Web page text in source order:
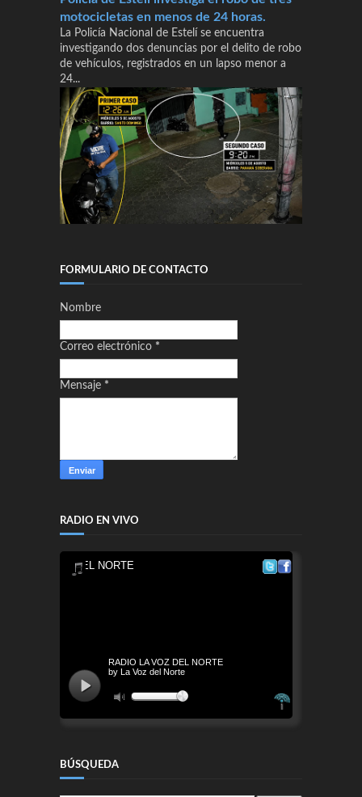
motocicletas en menos de 24 horas.
La Policía Nacional de Estelí se encuentra
investigando dos denuncias por el delito de robo
de vehículos, registrados en un lapso menor a
24...
FORMULARIO DE CONTACTO
Nombre
Correo electrónico *
Mensaje *
RADIO EN VIVO
BÚSQUEDA